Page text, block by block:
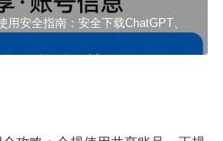
安全指南：安全下载ChatGPT、